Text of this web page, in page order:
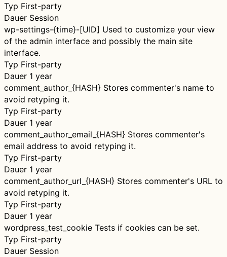
Typ First-party
Dauer Session
wp-settings-{time}-[UID] Used to customize your view
of the admin interface and possibly the main site
interface.
Typ First-party
Dauer 1 year
comment_author_{HASH} Stores commenter's name to
avoid retyping it.
Typ First-party
Dauer 1 year
comment_author_email_{HASH} Stores commenter's
email address to avoid retyping it.
Typ First-party
Dauer 1 year
comment_author_url_{HASH} Stores commenter's URL to
avoid retyping it.
Typ First-party
Dauer 1 year
wordpress_test_cookie Tests if cookies can be set.
Typ First-party
Dauer Session